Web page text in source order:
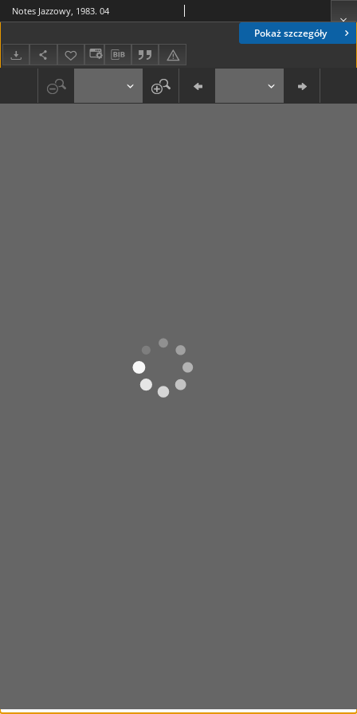
Pokaż szczegóły
Notes Jazzowy, 1983. 04